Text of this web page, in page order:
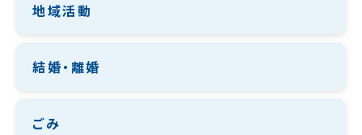
地域活動
結婚・離婚
ごみ